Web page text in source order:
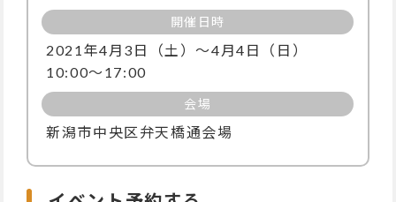
開催日時
2021年4月3日（土）～4月4日（日）
10:00～17:00
会場
新潟市中央区弁天橋通会場